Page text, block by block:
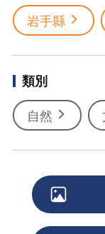
岩手縣
類別
自然